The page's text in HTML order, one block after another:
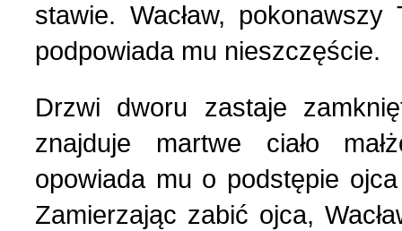
stawie. Wacław,
podpowiada mu nieszczęście.
Drzwi dworu zastaje
znajduje martwe ciało
opowiada mu o podstępie
Zamierzając zabić ojca,